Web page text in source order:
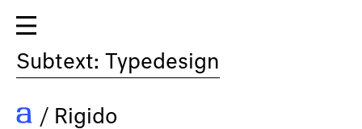
Subtext: Typedesign
/ Rigido